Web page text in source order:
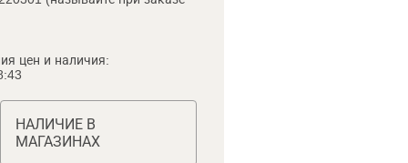
цен и наличия:
НАЛИЧИЕ В
МАГАЗИНАХ